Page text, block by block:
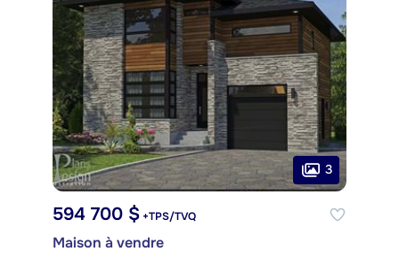
3
594 700 $ +TPS/TVQ
Maison à vendre